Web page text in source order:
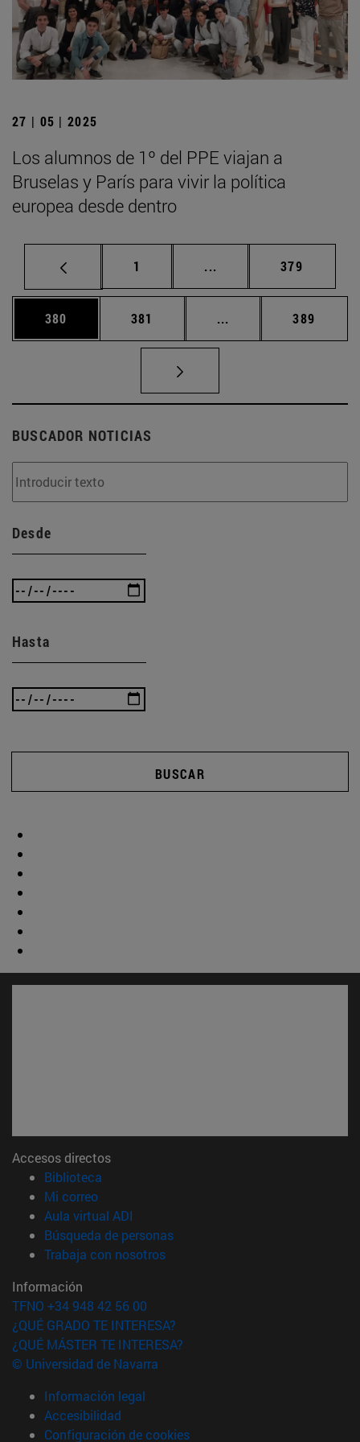
27 | 05 | 2025
Los alumnos de 1º del PPE viajan a
Bruselas y París para vivir la política
europea desde dentro
Página
1 ... Páginas intermedias
Página
379
Página
380 Página
381 ... Páginas intermedias
Página
389
BUSCADOR NOTICIAS
Desde
Hasta
BUSCAR
Accesos directos
Biblioteca
Mi correo(abre en nueva ventana)
Aula virtual ADI
Búsqueda de personas(abre en nueva ventana)
Trabaja con nosotros(abre en nueva ventana)
Información
TFNO +34 948 42 56 00
¿QUÉ GRADO TE INTERESA?
¿QUÉ MÁSTER TE INTERESA?
© Universidad de Navarra
Información legal
Accesibilidad
Configuración de cookies